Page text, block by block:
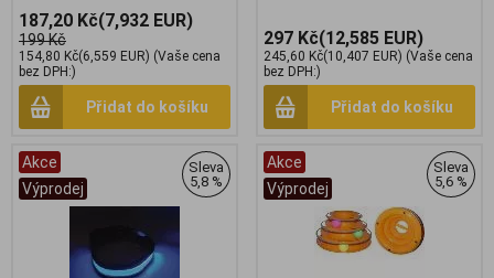
187,20 Kč(7,932 EUR)
199 Kč
154,80 Kč(6,559 EUR) (Vaše cena
bez DPH:)
Přidat do košíku
297 Kč(12,585 EUR)
245,60 Kč(10,407 EUR) (Vaše cena
bez DPH:)
Přidat do košíku
Akce
Výprodej
Sleva
5,8 %
Akce
Výprodej
Sleva
5,6 %